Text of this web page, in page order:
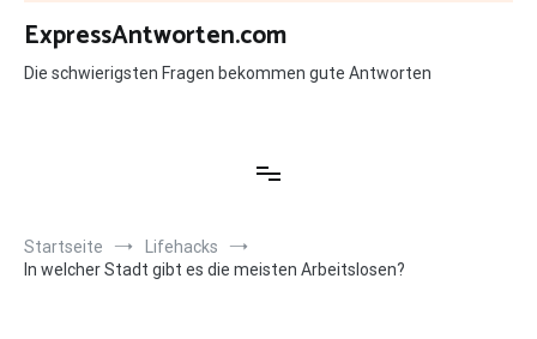
Zum
Inhalt
springen
ExpressAntworten.com
Die schwierigsten Fragen bekommen gute Antworten
Startseite
Lifehacks
In welcher Stadt gibt es die meisten Arbeitslosen?